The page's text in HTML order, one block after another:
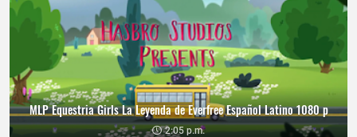
MLP Equestria Girls La Leyenda de Everfree Español Latino 1080 p
2:05 p.m.